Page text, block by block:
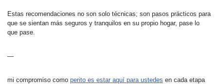
Estas recomendaciones no son solo técnicas; son pasos prácticos para
que se sientan más seguros y tranquilos en su propio hogar, pase lo
que pase.
—
mi compromiso como perito es estar aquí para ustedes en cada etapa